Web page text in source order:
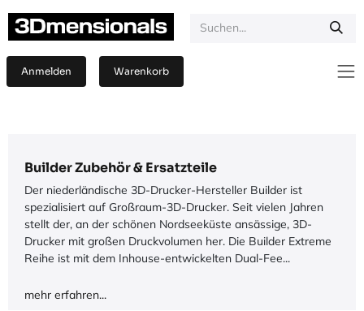
Anmelden Warenkorb
Builder Zubehör & Ersatzteile
Der niederländische 3D-Drucker-Hersteller Builder ist
spezialisiert auf Großraum-3D-Drucker. Seit vielen Jahren
stellt der, an der schönen Nordseeküste ansässige, 3D-
Drucker mit großen Druckvolumen her. Die Builder Extreme
Reihe ist mit dem Inhouse-entwickelten Dual-Fee...
mehr erfahren...